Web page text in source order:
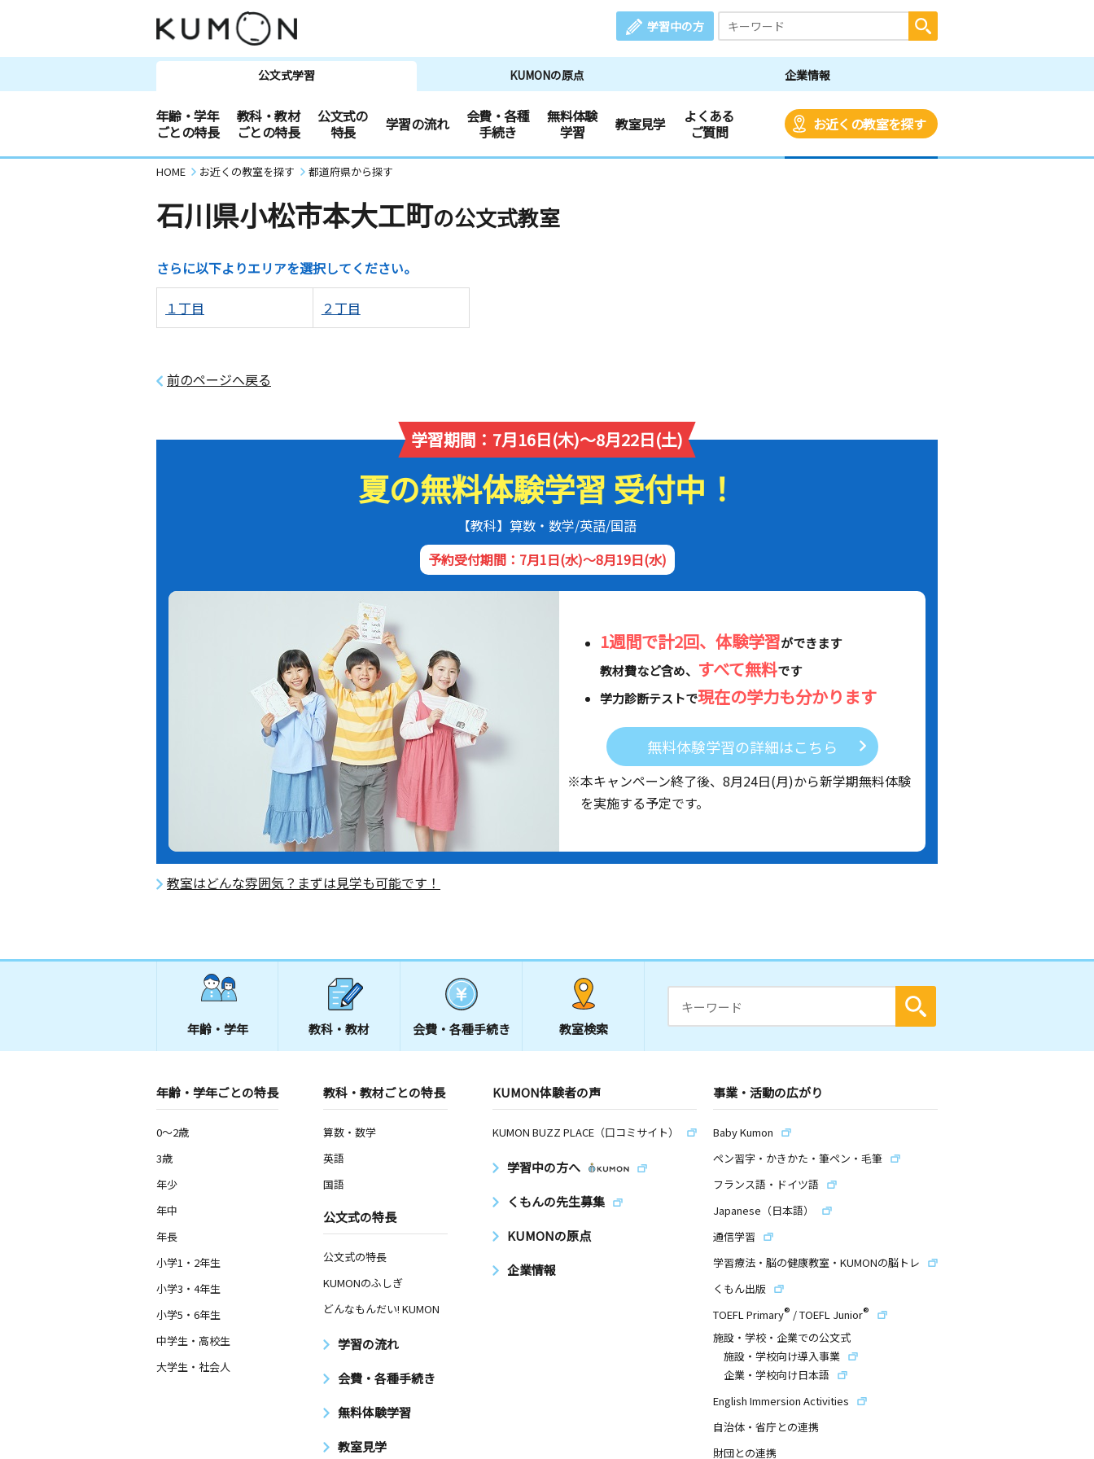
学習中の方
公文式学習 KUMONの原点 企業情報
年齢・学年
ごとの特長
教科・教材
ごとの特長
公文式の
特長
学習の流れ
会費・各種
手続き
無料体験
学習
教室見学
よくある
ご質問
お近くの教室を探す
HOME お近くの教室を探す 都道府県から探す
石川県小松市本大工町の公文式教室
さらに以下よりエリアを選択してください。
１丁目 ２丁目
前のページへ戻る
学習期間：7月16日(木)～8月22日(土)
夏の無料体験学習 受付中！
【教科】算数・数学/英語/国語
予約受付期間：7月1日(水)～8月19日(水)
1週間で計2回、体験学習ができます
教材費など含め、 すべて無料です
学力診断テストで現在の学力も分かります
無料体験学習の詳細はこちら
※本キャンペーン終了後、 8月24日(月)から新学期無料体験
を実施する予定です。
教室はどんな雰囲気？まずは見学も可能です！
年齢・学年 教科・教材 会費・ 各種手続き 教室検索
年齢・学年ごとの特長
0～2歳
3歳
年少
年中
年長
小学1・2年生
小学3・4年生
小学5・6年生
中学生・高校生
大学生・社会人
教科・教材ごとの特長
算数・数学
英語
国語
公文式の特長
公文式の特長
KUMONのふしぎ
どんなもんだい! KUMON
学習の流れ
会費・各種手続き
無料体験学習
教室見学
KUMON体験者の声
KUMON BUZZ PLACE（口コミサイト）
学習中の方へ
くもんの先生募集
KUMONの原点
企業情報
事業・活動の広がり
Baby Kumon
ペン習字・かきかた・筆ペン・毛筆
フランス語・ドイツ語
Japanese（日本語）
通信学習
学習療法・脳の健康教室・KUMONの脳トレ
くもん出版
TOEFL Primary® /TOEFL Junior®
施設・学校・企業での公文式
施設・学校向け導入事業
企業・学校向け日本語
English Immersion Activities
自治体・省庁との連携
財団との連携